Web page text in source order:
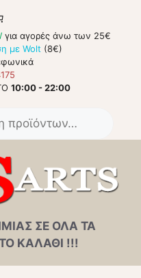
για αγορές άνω των 25€
με Wolt (8€)
10:00 - 22:00
ΣΕ ΟΛΑ ΤΑ
ΚΑΛΑΘΙ !!!